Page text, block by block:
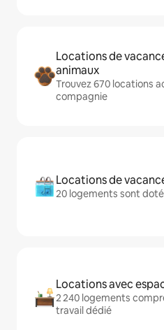
Locations de
animaux
Trouvez 670 locations
compagnie
Locations de
20 logements sont
Locations avec
2 240 logements
travail dédié